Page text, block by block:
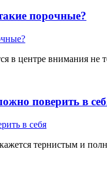
порочные?
в центре внимания не
поверить в
тернистым и